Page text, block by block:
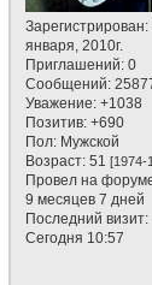
Зарегистрирован
января, 2010г.
Приглашений: 0
Сообщений:
Уважение: +1038
Позитив: +690
Пол: Мужской
Возраст: 51[1974-
Провел на
9 месяцев 7 дней
Последний визит:
Сегодня 10:57